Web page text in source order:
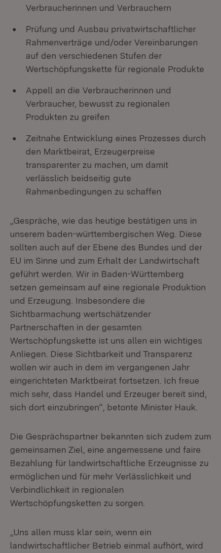
Verbraucherinnen und Verbrauchern
Prüfung und Ausbau privatwirtschaftlicher
Rahmenverträge und/oder Vereinbarungen
auf den verschiedenen Stufen der
Wertschöpfungskette für regionale Produkte
Appell an die Verbraucherinnen und
Verbraucher, bewusst zu regionalen
Produkten zu greifen
Zeitnahe Entwicklung eines Prozesses durch
den Marktbeirat, Erzeugerpreise
transparenter zu machen, um damit
verlässlich beidseitig gute
Rahmenbedingungen zu schaffen
„Gespräche, wie das heutige bestätigen uns in
unserem baden-württembergischen Weg. Diese
sollten auch auf der Ebene des Bundes und der
EU im Sinne und zum Erhalt der Landwirtschaft
geführt werden. Wir in Baden-Württemberg
setzen gemeinsam auf eine regionale Produktion
und Erzeugung. Insbesondere die
Sichtbarmachung wertschätzender
Partnerschaften in der gesamten
Wertschöpfungskette ist uns allen ein wichtiges
Anliegen. Diese Sichtbarkeit und Transparenz
wollen wir auch in dem im vergangenen Jahr
eingerichteten Marktbeirat fortsetzen. Ich freue
mich sehr, dass Handel und Erzeuger bereit sind,
sich dort einzubringen“, betonte Minister Hauk.
Die Gesprächspartner bekannten sich zudem zum
gemeinsamen Ziel, eine angemessene und faire
Bezahlung für landwirtschaftliche Erzeugnisse zu
ermöglichen und für mehr Verlässlichkeit und
Verbindlichkeit in regionalen
Wertschöpfungsketten zu sorgen.
„Uns allen muss klar sein, wenn ein
landwirtschaftlicher Betrieb einmal aufhört, wird